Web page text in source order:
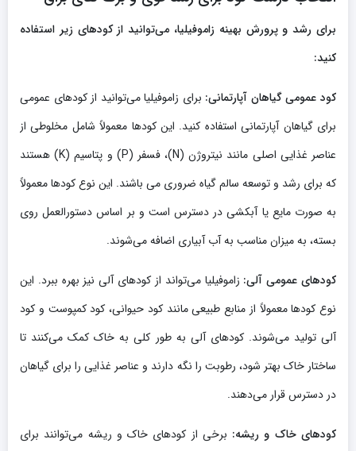
برای رشد و پرورش بهینه زاموفیلیا، می‌توانید از کودهای زیر استفاده
کنید:
کود عمومی گیاهان آپارتمانی: برای زاموفیلیا می‌توانید از کودهای عمومی
برای گیاهان آپارتمانی استفاده کنید. این کودها معمولاً شامل مخلوطی از
عناصر غذایی اصلی مانند نیتروژن (N)، فسفر (P) و پتاسیم (K) هستند
که برای رشد و توسعه سالم گیاه ضروری می باشند. این نوع کودها معمولاً
به صورت مایع یا آبکشی در دسترس است و بر اساس دستورالعمل روی
بسته، به میزان مناسب به آب آبیاری اضافه می‌شوند.
کودهای عمومی آلی: زاموفیلیا می‌تواند از کودهای آلی نیز بهره ببرد. این
نوع کودها معمولاً از منابع طبیعی مانند کود حیوانی، کود کمپوست و کود
آلی تولید می‌شوند. کودهای آلی به طور کلی به خاک کمک می‌کنند تا
ساختار خاک بهتر شود، رطوبت را نگه دارند و عناصر غذایی را برای گیاهان
در دسترس قرار می‌دهند.
کودهای خاک و ریشه: برخی از کودهای خاک و ریشه می‌توانند برای